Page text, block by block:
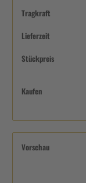
Tragkraft
Lieferzeit
Stückpreis
Kaufen
Vorschau